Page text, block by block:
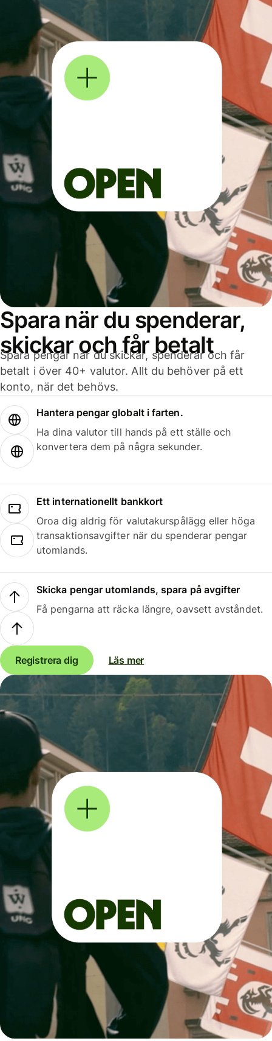
Spara när du spenderar,
skickar och får betalt
Spara pengar när du skickar, spenderar och får
betalt i över 40+ valutor. Allt du behöver på ett
konto, när det behövs.
Hantera pengar globalt i farten.
Ha dina valutor till hands på ett ställe och
konvertera dem på några sekunder.
Ett internationellt bankkort
Oroa dig aldrig för valutakurspålägg eller höga
transaktionsavgifter när du spenderar pengar
utomlands.
Skicka pengar utomlands, spara på avgifter
Få pengarna att räcka längre, oavsett avståndet.
Registrera dig Läs mer